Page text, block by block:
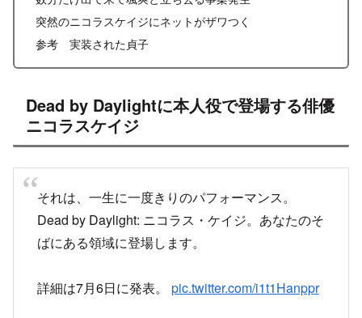
突然のニコラスケイジにネットがザワつく
参考 実装された貞子
Dead by Daylightに本人役で登場する俳優
ニコラスケイジ
それは、一生に一度きりのパフォーマンス。
Dead by Daylight: ニコラス・ケイジ。あなたのそ
ばにある領域に登場します。
詳細は7月6日に発表。 pic.twitter.com/i1t1Hanppr